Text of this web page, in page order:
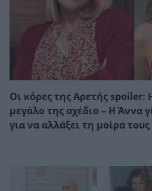
Οι κόρες της Αρετής spoiler:
μεγάλο της σχέδιο – Η Άννα
για να αλλάξει τη μοίρα τους